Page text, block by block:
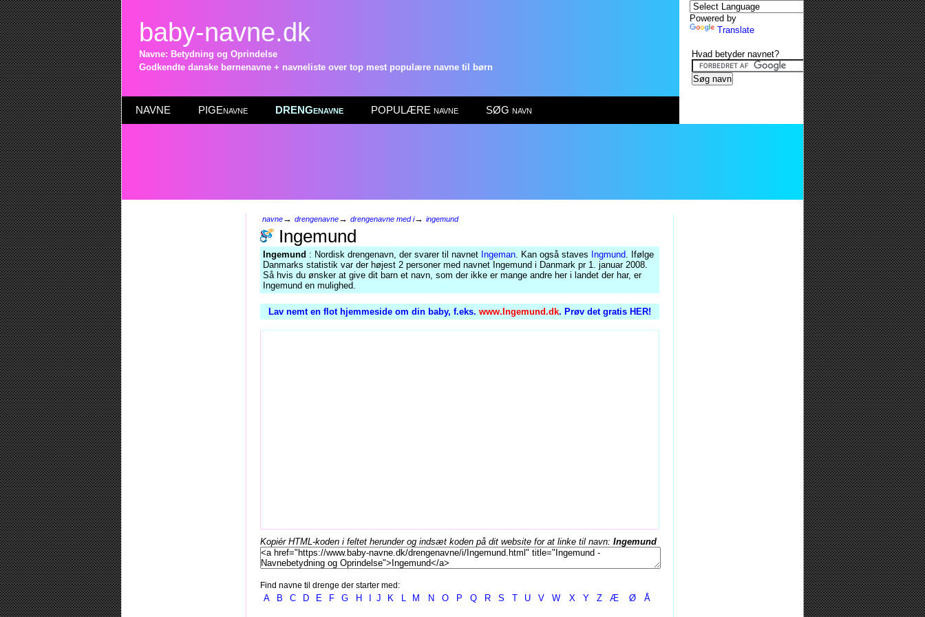
baby-navne.dk
Navne: Betydning og Oprindelse
Godkendte danske børnenavne + navneliste over top mest populære navne til børn
NAVNE PIGEnavne DRENGenavne POPULÆRE navne SØG navn
navne→ drengenavne→ drengenavne med i→ ingemund
Ingemund
Ingemund : Nordisk drengenavn, der svarer til navnet Ingeman. Kan også staves Ingmund. Ifølge
Danmarks statistik var der højest 2 personer med navnet Ingemund i Danmark pr 1. januar 2008.
Så hvis du ønsker at give dit barn et navn, som der ikke er mange andre her i landet der har, er
Ingemund en mulighed.
Lav nemt en flot hjemmeside om din baby, f.eks. www.Ingemund.dk. Prøv det gratis HER!
Kopiér HTML-koden i feltet herunder og indsæt koden på dit website for at linke til navn: Ingemund
Find navne til drenge der starter med:
A B C D E F G H J K L M N O P Q R S T U V W X Y Z Æ Ø Å
Powered by
Translate
Hvad betyder navnet?